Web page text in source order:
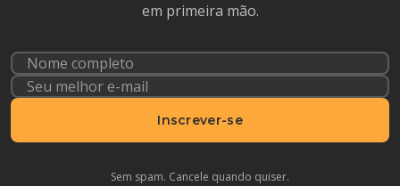
em primeira mão.
Inscrever-se
Sem spam. Cancele quando quiser.